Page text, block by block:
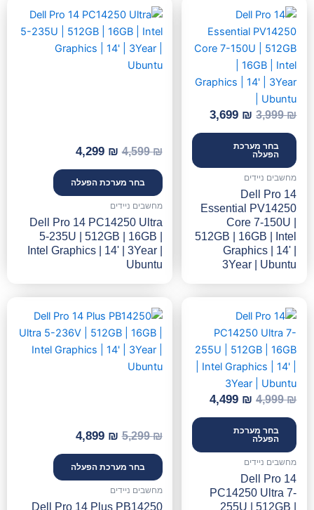
3,999₪
המקורי
היה:
3,999 ₪.
3,699 ₪
הוא:
3,699 ₪.
בחר מערכת
הפעלה
מחשבים ניידים
Dell Pro 14
Essential PV14250
Core 7-150U |
512GB | 16GB | Intel
Graphics | 14' |
3Year | Ubuntu
4,599₪
המקורי
היה:
4,599 ₪.
4,299 ₪
הנוכחי
הוא:
4,299 ₪.
בחר מערכת הפעלה
מחשבים ניידים
Dell Pro 14 PC14250 Ultra
5-235U | 512GB | 16GB |
Intel Graphics | 14' | 3Year |
Ubuntu
4,999₪
המקורי
היה:
4,999 ₪.
4,499 ₪
4,499 ₪.
בחר מערכת
הפעלה
מחשבים ניידים
Dell Pro 14
PC14250 Ultra 7-
255U | 512GB |
5,299₪
המקורי
היה:
5,299 ₪.
4,899 ₪
הנוכחי
הוא:
4,899 ₪.
בחר מערכת הפעלה
מחשבים ניידים
Dell Pro 14 Plus PB14250